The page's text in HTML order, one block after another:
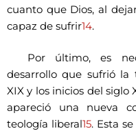
cuanto que Dios, al
capaz de sufrir14.
Por último, es
desarrollo que sufrió la
XIX y los inicios del siglo
apareció una nueva
teología liberal15. Esta